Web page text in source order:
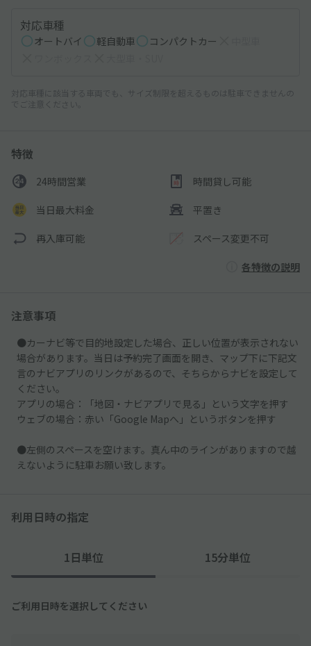
対応車種
オートバイ 軽自動車 コンパクトカー
対応車種に該当する車両でも、サイズ制限を超えるものは駐車できませんの
でご注意ください。
特徴
24時間営業 時間貸し可能
当日最大料金 平置き
再入庫可能 スペース変更不可
各特徴の説明
注意事項
●カーナビ等で目的地設定した場合、正しい位置が表示されない
場合があります。当日は予約完了画面を開き、マップ下に下記文
言のナビアプリのリンクがあるので、そちらからナビを設定して
ください。
アプリの場合：「地図・ナビアプリで見る」という文字を押す
ウェブの場合：赤い「Google Mapへ」というボタンを押す
●左側のスペースを空けます。真ん中のラインがありますので越
えないように駐車お願い致します。
利用日時の指定
1日単位 15分単位
ご利用日時を選択してください